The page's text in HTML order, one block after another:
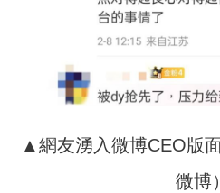
▲網友湧入微博CEO版
微博）